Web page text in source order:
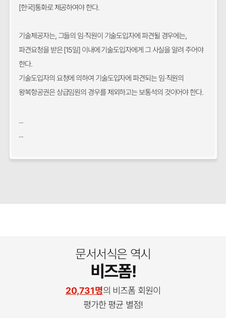
[한국]통화로 제공하여야 한다.
기술제공자는, 그들의 임·직원이 기술도입자에 파견될 경우에는,
파견요청을 받은 [15일] 이내에 기술도입자에게 그 사실을 알려 주어야
한다.
기술도입자의 요청에 의하여 기술도입자에 파견되는 임·직원의
왕복항공권은 상급임원의 경우를 제외하고는 보통석의 것이어야 한다.
...
...
문서서식은 역시
비즈폼!
20,731명의 비즈폼 회원이
평가한 평균 별점!